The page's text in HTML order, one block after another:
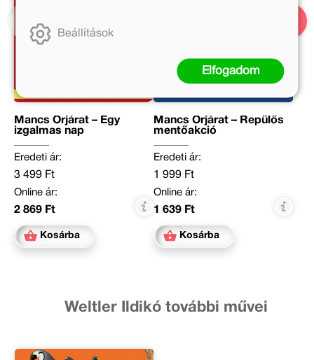
Mancs Őrjárat – Egy
izgalmas nap
Eredeti ár:
3 499 Ft
Online ár:
2 869 Ft
Kosárba
Mancs Őrjárat – Repülős
mentőakció
Eredeti ár:
1 999 Ft
Online ár:
1 639 Ft
Kosárba
Weltler Ildikó további művei
Beállítások
Elfogadom